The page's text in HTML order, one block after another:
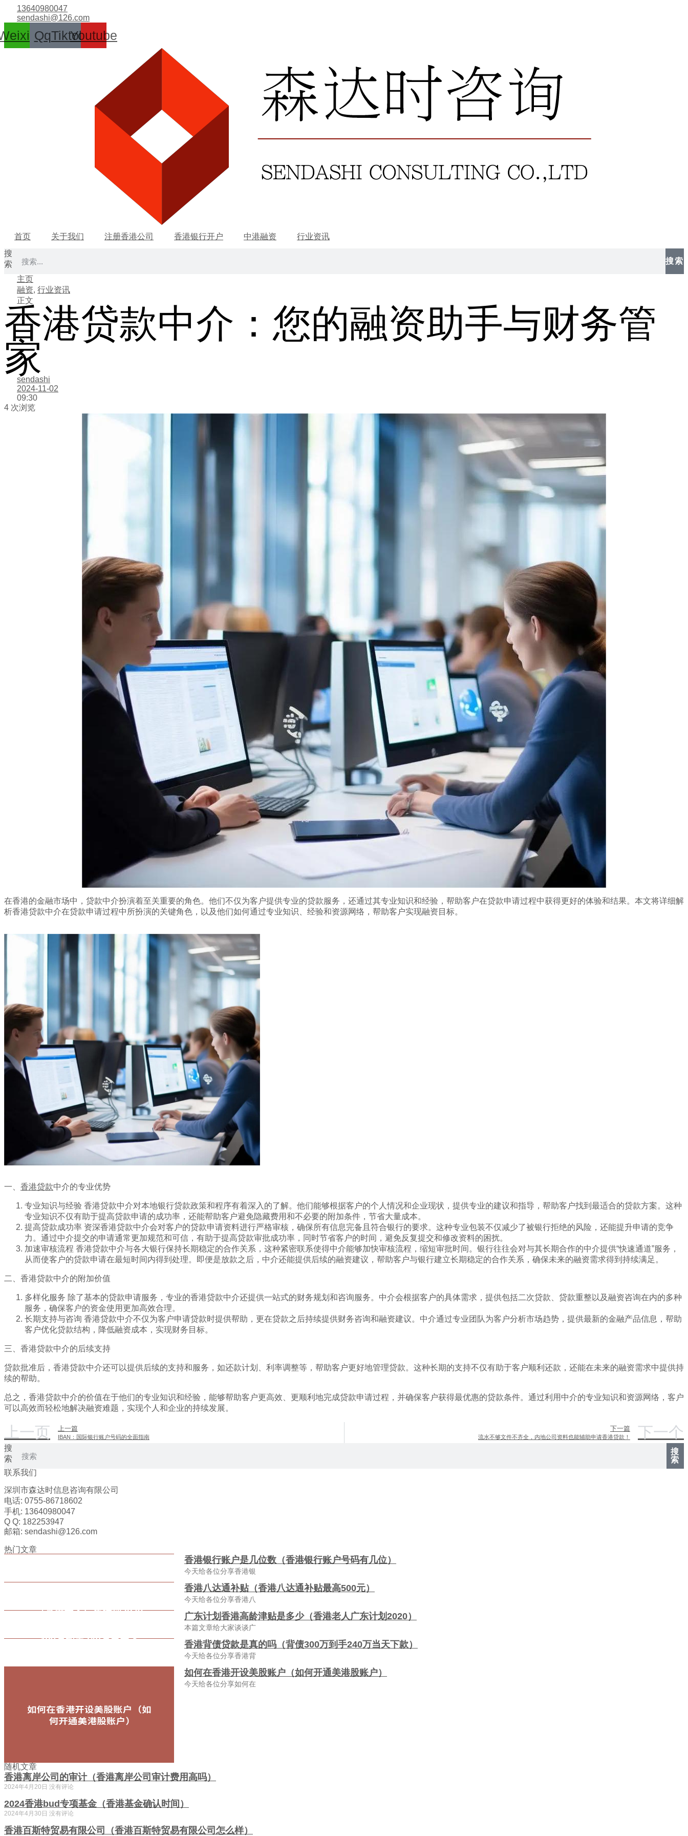
容
13640980047
sendashi@126.com
QqTiktokYoutube
首页 关于我们 注册香港公司 香港银行开户 中港融资
行业资讯
搜
索
搜索
主页
融资, 行业资讯
正文
香港贷款中介：您的融资助手与财务管
家
sendashi
2024-11-02
09:30
4 次浏览
在香港的金融市场中，贷款中介扮演着至关重要的角色。他们不仅为客户提供专业的贷款服务，还通过其专业知识和经验，帮助客户在贷款申请过程中获得更好的体验和结果。本文将详细解
析香港贷款中介在贷款申请过程中所扮演的关键角色，以及他们如何通过专业知识、经验和资源网络，帮助客户实现融资目标。
一、 香港贷款中介的专业优势
专业知识与经验 香港贷款中介对本地银行贷款政策和程序有着深入的了解。他们能够根据客户的个人情况和企业现状，提供专业的建议和指导，帮助客户找到最适合的贷款方案。这种
专业知识不仅有助于提高贷款申请的成功率，还能帮助客户避免隐藏费用和不必要的附加条件，节省大量成本。
提高贷款成功率 资深香港贷款中介会对客户的贷款申请资料进行严格审核，确保所有信息完备且符合银行的要求。这种专业包装不仅减少了被银行拒绝的风险，还能提升申请的竞争
力。通过中介提交的申请通常更加规范和可信，有助于提高贷款审批成功率，同时节省客户的时间，避免反复提交和修改资料的困扰。
加速审核流程 香港贷款中介与各大银行保持长期稳定的合作关系，这种紧密联系使得中介能够加快审核流程，缩短审批时间。银行往往会对与其长期合作的中介提供“快速通道”服务，
从而使客户的贷款申请在最短时间内得到处理。即便是放款之后，中介还能提供后续的融资建议，帮助客户与银行建立长期稳定的合作关系，确保未来的融资需求得到持续满足。
二、香港贷款中介的附加价值
多样化服务 除了基本的贷款申请服务，专业的香港贷款中介还提供一站式的财务规划和咨询服务。中介会根据客户的具体需求，提供包括二次贷款、贷款重整以及融资咨询在内的多种
服务，确保客户的资金使用更加高效合理。
长期支持与咨询 香港贷款中介不仅为客户申请贷款时提供帮助，更在贷款之后持续提供财务咨询和融资建议。中介通过专业团队为客户分析市场趋势，提供最新的金融产品信息，帮助
客户优化贷款结构，降低融资成本，实现财务目标。
三、香港贷款中介的后续支持
贷款批准后，香港贷款中介还可以提供后续的支持和服务，如还款计划、利率调整等，帮助客户更好地管理贷款。这种长期的支持不仅有助于客户顺利还款，还能在未来的融资需求中提供持
续的帮助。
总之，香港贷款中介的价值在于他们的专业知识和经验，能够帮助客户更高效、更顺利地完成贷款申请过程，并确保客户获得最优惠的贷款条件。通过利用中介的专业知识和资源网络，客户
可以高效而轻松地解决融资难题，实现个人和企业的持续发展。
上一页 上一篇
IBAN：国际银行账户号码的全面指南
下一篇
流水不够文件不齐全，内地公司资料也能辅助申请香港贷款！ 下一个
搜
索
搜
索
联系我们
深圳市森达时信息咨询有限公司
电话: 0755-86718602
手机: 13640980047
Q Q: 182253947
邮箱: sendashi@126.com
热门文章
香港银行账户是几位数（香港银行账户号码有几位）
今天给各位分享香港银
香港八达通补贴（香港八达通补贴最高500元）
今天给各位分享香港八
广东计划香港高龄津贴是多少（香港老人广东计划2020）
本篇文章给大家谈谈广
香港背债贷款是真的吗（背债300万到手240万当天下款）
今天给各位分享香港背
如何在香港开设美股账户（如何开通美港股账户）
今天给各位分享如何在
随机文章
香港离岸公司的审计（香港离岸公司审计费用高吗）
2024年4月20日 没有评论
2024香港bud专项基金（香港基金确认时间）
2024年4月30日 没有评论
香港百斯特贸易有限公司（香港百斯特贸易有限公司怎么样）